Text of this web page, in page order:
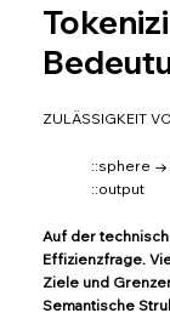
ZULÄSSIGKEIT
Auf der
Effizienzfrage.
Ziele und
Semantische
::sphere →
::output